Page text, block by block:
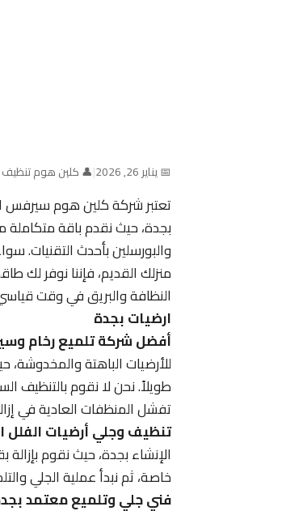
📅 يناير 26, 2026 |👤 كلين هوم تنظيف
تعتبر شركة كلين هوم سيرفس
بجدة، حيث نقدم باقة متكاملة
والبورسلين بأحدث التقنيات.
منزلك القديم، فإننا نوفر
النظافة والبريق في وقت
ارضيات بجدة
أفضل شركة تلميع رخام
للأرضيات الباهتة والمخدوشة،
طويلاً. نحن لا نقوم بالتنظيف
تفشل المنظفات العادية في
تنظيف وجلي أرضيات الفلل
الإنشاء بجدة، حيث نقوم
خاصة، ثم نبدأ عملية الجلي
فني جلي وتلميع معتمد